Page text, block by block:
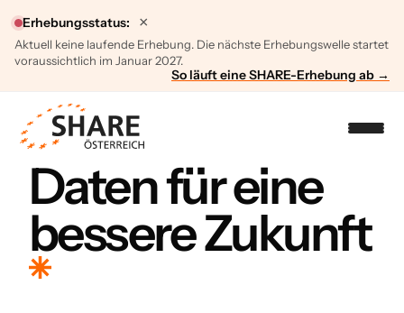
Erhebungsstatus:
Aktuell keine laufende Erhebung. Die nächste Erhebungswelle startet
voraussichtlich im Januar 2027.
So läuft eine SHARE-Erhebung ab →
×
Daten für eine
bessere Zukunft